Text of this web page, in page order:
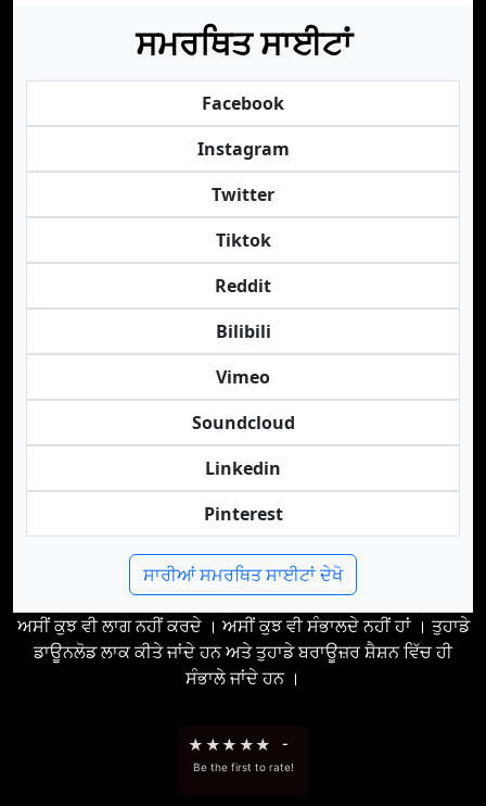
ਸਮਰਥਿਤ ਸਾਈਟਾਂ
Facebook
Instagram
Twitter
Tiktok
Reddit
Bilibili
Vimeo
Soundcloud
Linkedin
Pinterest
ਸਾਰੀਆਂ ਸਮਰਥਿਤ ਸਾਈਟਾਂ ਦੇਖੋ
ਅਸੀਂ ਕੁਝ ਵੀ ਲਾਗ ਨਹੀਂ ਕਰਦੇ । ਅਸੀਂ ਕੁਝ ਵੀ ਸੰਭਾਲਦੇ ਨਹੀਂ ਹਾਂ । ਤੁਹਾਡੇ
ਡਾਊਨਲੋਡ ਲਾਕ ਕੀਤੇ ਜਾਂਦੇ ਹਨ ਅਤੇ ਤੁਹਾਡੇ ਬਰਾਊਜ਼ਰ ਸ਼ੈਸ਼ਨ ਵਿੱਚ ਹੀ
ਸੰਭਾਲੇ ਜਾਂਦੇ ਹਨ ।
★ ★★ ★★ -
Be the first to rate!